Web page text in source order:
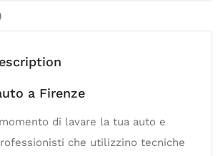
a Firenze
di lavare la tua auto e
che utilizzino tecniche